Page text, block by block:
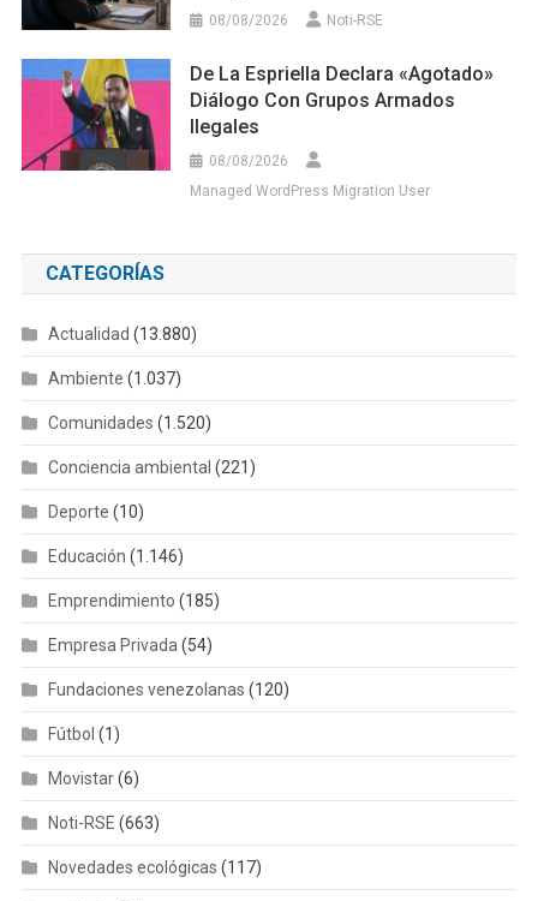
08/08/2026 Noti-RSE
De La Espriella Declara «agotado»
Diálogo Con Grupos Armados
Ilegales
08/08/2026
Managed WordPress Migration User
CATEGORÍAS
Actualidad (13.880)
Ambiente (1.037)
Comunidades (1.520)
Conciencia ambiental (221)
Deporte (10)
Educación (1.146)
Emprendimiento (185)
Empresa Privada(54)
Fundaciones venezolanas (120)
Fútbol (1)
Movistar(6)
Noti-RSE (663)
Novedades ecológicas (117)